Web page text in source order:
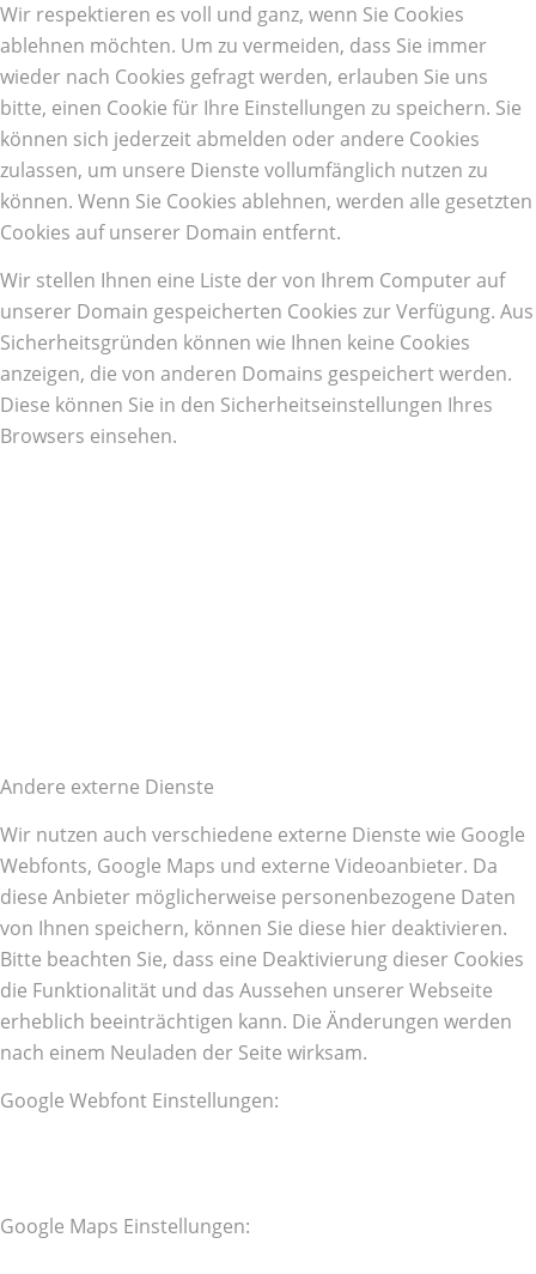
Wir respektieren es voll und ganz, wenn Sie Cookies
ablehnen möchten. Um zu vermeiden, dass Sie immer
wieder nach Cookies gefragt werden, erlauben Sie uns
bitte, einen Cookie für Ihre Einstellungen zu speichern. Sie
können sich jederzeit abmelden oder andere Cookies
zulassen, um unsere Dienste vollumfänglich nutzen zu
können. Wenn Sie Cookies ablehnen, werden alle gesetzten
Cookies auf unserer Domain entfernt.
Wir stellen Ihnen eine Liste der von Ihrem Computer auf
unserer Domain gespeicherten Cookies zur Verfügung. Aus
Sicherheitsgründen können wie Ihnen keine Cookies
anzeigen, die von anderen Domains gespeichert werden.
Diese können Sie in den Sicherheitseinstellungen Ihres
Browsers einsehen.
Andere externe Dienste
Wir nutzen auch verschiedene externe Dienste wie Google
Webfonts, Google Maps und externe Videoanbieter. Da
diese Anbieter möglicherweise personenbezogene Daten
von Ihnen speichern, können Sie diese hier deaktivieren.
Bitte beachten Sie, dass eine Deaktivierung dieser Cookies
die Funktionalität und das Aussehen unserer Webseite
erheblich beeinträchtigen kann. Die Änderungen werden
nach einem Neuladen der Seite wirksam.
Google Webfont Einstellungen:
Google Maps Einstellungen: